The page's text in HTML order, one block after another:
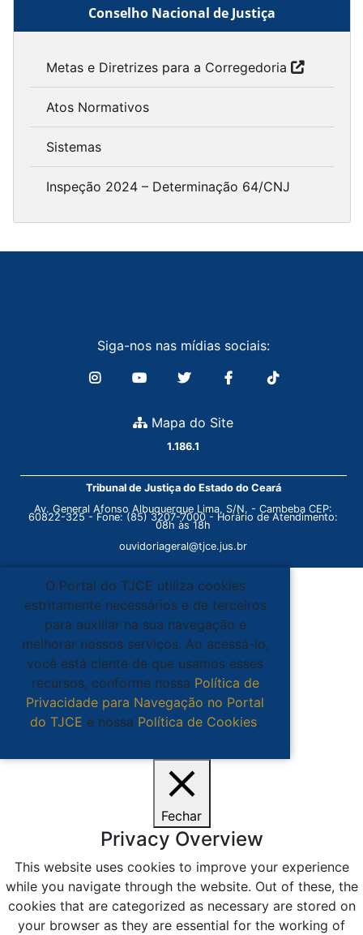
Conselho Nacional de Justiça
Metas e Diretrizes para a Corregedoria
Atos Normativos
Sistemas
Inspeção 2024 – Determinação 64/CNJ
Siga-nos nas mídias sociais:
Mapa do Site
1.186.1
Tribunal de Justiça do Estado do Ceará
Av. General Afonso Albuquerque Lima, S/N. - Cambeba CEP:
60822-325 - Fone: (85) 3207-7000 - Horário de Atendimento:
08h às 18h
ouvidoriageral@tjce.jus.br
O Portal do TJCE utiliza cookies
estritamente necessários e de terceiros
para auxiliar na sua navegação e
melhorar nossos serviços. Ao acessá-lo,
você está ciente de que usamos esses
recursos, conforme nossa Política de
Privacidade para Navegação no Portal
do TJCE e nossa Política de Cookies.
Fechar
Privacy Overview
This website uses cookies to improve your experience
while you navigate through the website. Out of these, the
cookies that are categorized as necessary are stored on
your browser as they are essential for the working of